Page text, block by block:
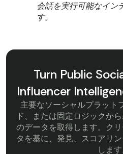
会話を実行可能なイン
す。
Turn Public
Influencer
主要なソーシャルプラット
ド、または固定ロジックか
のデータを取得します。ク
タを基に、発見、スコアリ
します